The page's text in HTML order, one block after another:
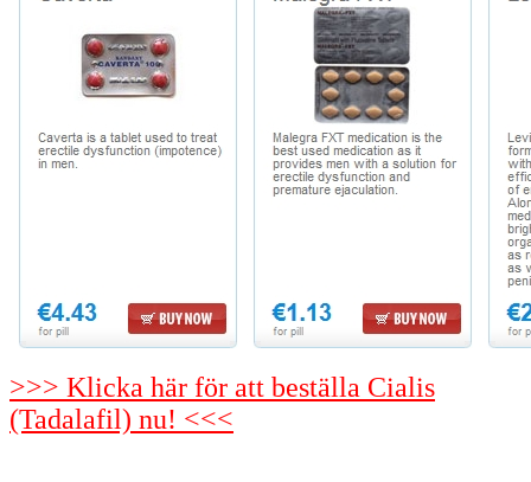
>>> Klicka här för att beställa Cialis
(Tadalafil) nu! <<<